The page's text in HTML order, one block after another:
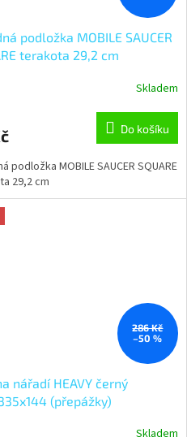
podložka MOBILE SAUCER
terakota 29,2 cm
Skladem
Do košíku
podložka MOBILE SAUCER SQUARE
29,2 cm
286 Kč
–50 %
nářadí HEAVY černý
(přepážky)